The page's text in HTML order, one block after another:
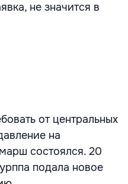
не значится в
от центральных
на
состоялся. 20
подала новое